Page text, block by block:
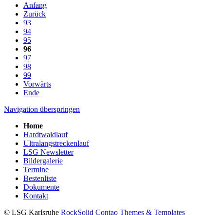
Anfang
Zurück
93
94
95
96
97
98
99
Vorwärts
Ende
Navigation überspringen
Home
Hardtwaldlauf
Ultralangstreckenlauf
LSG Newsletter
Bildergalerie
Termine
Bestenliste
Dokumente
Kontakt
© LSG Karlsruhe RockSolid Contao Themes & Templates